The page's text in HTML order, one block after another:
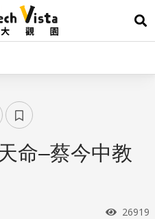
展
命–蔡今中教
瀏覽次
26919